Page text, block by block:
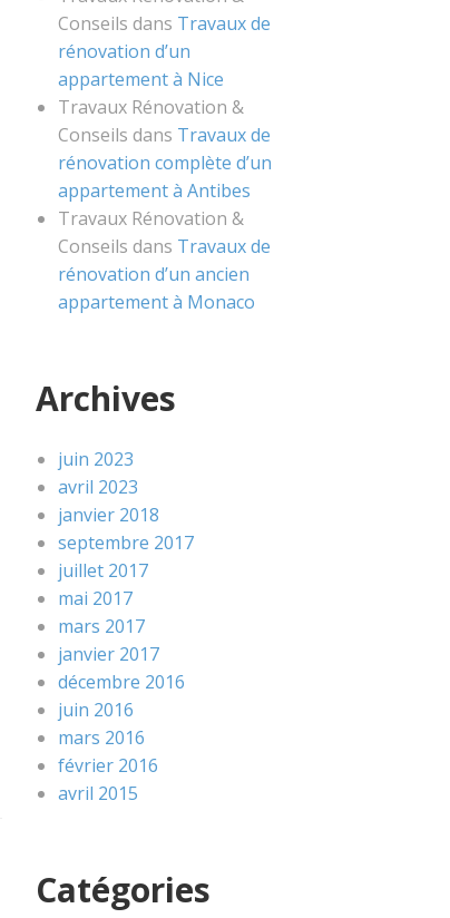
Conseils dans Travaux de
rénovation d’un
appartement à Nice
Travaux Rénovation &
Conseils dans Travaux de
rénovation complète d’un
appartement à Antibes
Travaux Rénovation &
Conseils dans Travaux de
rénovation d’un ancien
appartement à Monaco
Archives
juin 2023
avril 2023
janvier 2018
septembre 2017
juillet 2017
mai 2017
mars 2017
janvier 2017
décembre 2016
juin 2016
mars 2016
février 2016
avril 2015
Catégories